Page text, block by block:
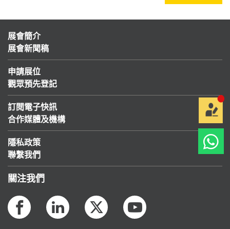
展會簡介
展會新聞稿
申請展位
觀眾預先登記
訂閱電子快訊
合作媒體及機構
隱私政策
聯繫我們
關注我們